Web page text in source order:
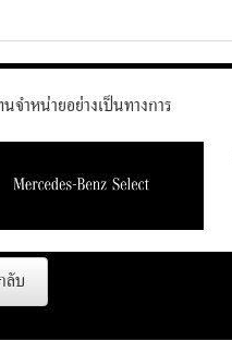
จำหน่ายอย่างเป็นทางการ
บ